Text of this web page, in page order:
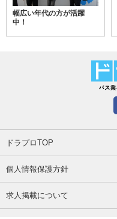
幅広い年代の方が活躍
中！
ドラプロTOP
個人情報保護方針
求人掲載について